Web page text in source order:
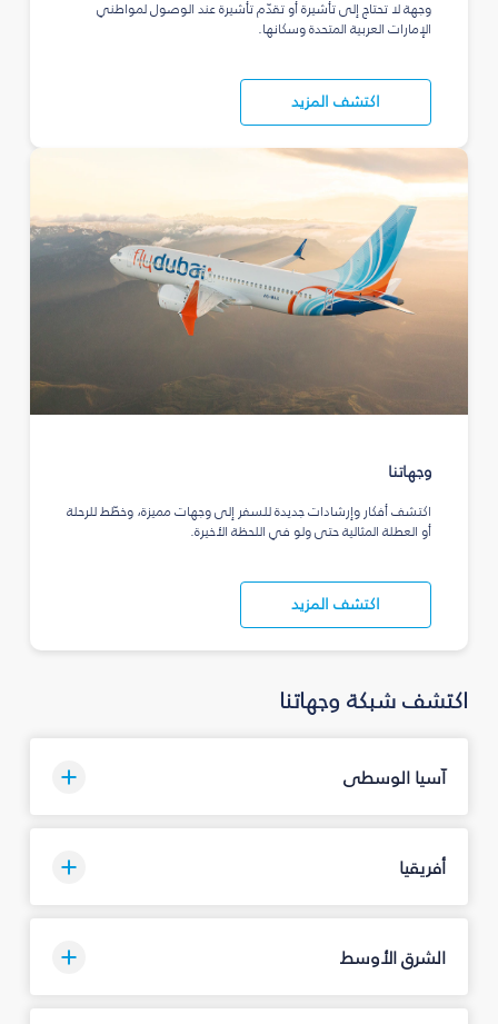
وجهة لا تحتاج إلى تأشيرة أو تقدّم تأشيرة عند الوصول لمواطني
الإمارات العربية المتحدة وسكانها.
اكتشف المزيد
وجهاتنا
اكتشف أفكار وإرشادات جديدة للسفر إلى وجهات مميزة، وخطّط للرحلة
أو العطلة المثالية حتى ولو في اللحظة الأخيرة.
اكتشف المزيد
اكتشف شبكة وجهاتنا
آسيا الوسطى
أفريقيا
الشرق الأوسط